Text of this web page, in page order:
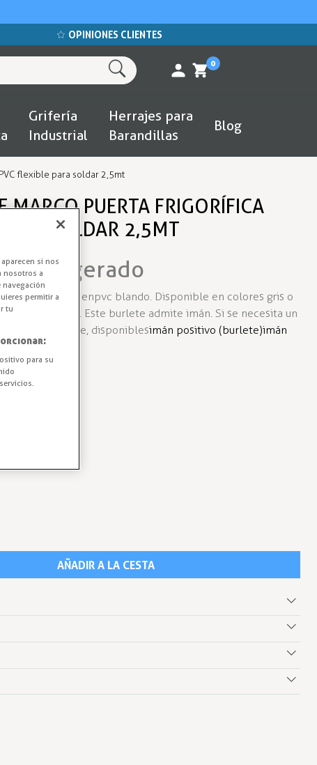
OPINIONES CLIENTES
0
Grifería
Industrial
Herrajes para
Barandillas
Blog
flexible para soldar 2,5mt
MARCO PUERTA FRIGORÍFICA
PARA SOLDAR 2,5MT
Refrigerado
UR-649 en pvc blando. Disponible en colores gris o
Unidad: 2,5mt. Este burlete admite imán. Si se necesita un
el imán a parte, disponiblesimán positivo (burlete)imán
AÑADIR A LA CESTA
si nos
nosotros a
permitir a
tu
para su